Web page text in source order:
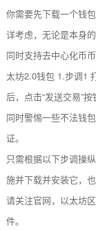
你需要先下载一个钱
详考虑，无论是本身
同时支持去中心化币
太坊2.0钱包 1.步调1
后，点击“发送交易”按
同时警惕一些不法钱
证。
只需根据以下步调操
施并下载并安装它，
请关注官网，以太坊
件。